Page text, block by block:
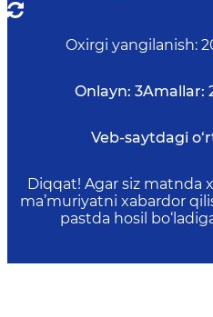
Oxirgi yangilanish:
Onlayn: 3Amallar:
Veb-saytdagi
Diqqat! Agar siz matnda
ma’muriyatni xabardor
pastda hosil